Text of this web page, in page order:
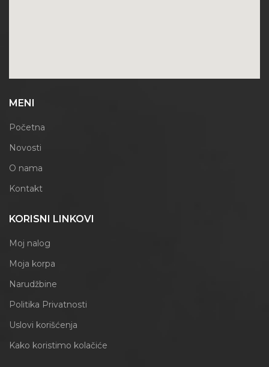
MENI
Početna
Novosti
O nama
Kontakt
KORISNI LINKOVI
Moj nalog
Moja korpa
Narudžbine
Politika Privatnosti
Uslovi korišćenja
Kako koristimo kolačiće